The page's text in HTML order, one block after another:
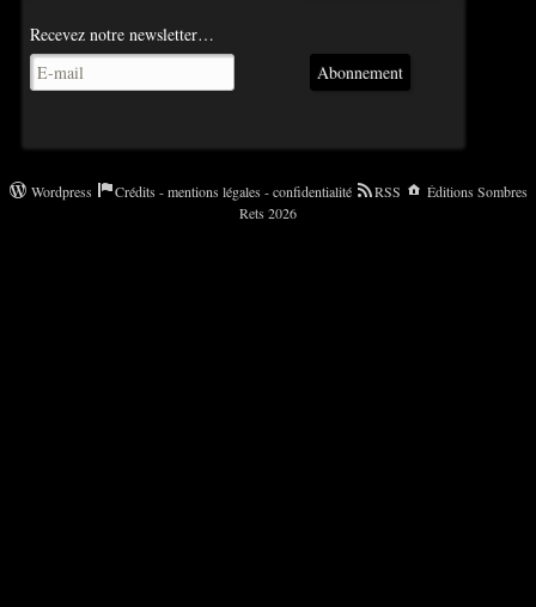
Recevez notre newsletter…
Abonnement
Wordpress Crédits - mentions légales - confidentialité RSS
Éditions Sombres
Rets 2026